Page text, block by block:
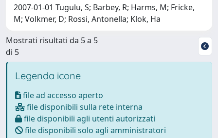
2007-01-01 Tugulu, S; Barbey, R; Harms, M; Fricke,
M; Volkmer, D; Rossi, Antonella; Klok, Ha
Mostrati risultati da 5 a 5
di 5
Legenda icone
file ad accesso aperto
file disponibili sulla rete interna
file disponibili agli utenti autorizzati
file disponibili solo agli amministratori